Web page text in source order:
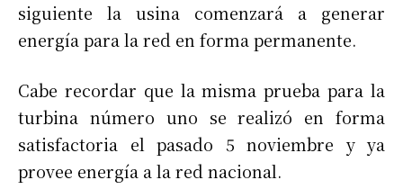
siguiente la usina comenzará a generar
energía para la red en forma permanente.
Cabe recordar que la misma prueba para la
turbina número uno se realizó en forma
satisfactoria el pasado 5 noviembre y ya
provee energía a la red nacional.